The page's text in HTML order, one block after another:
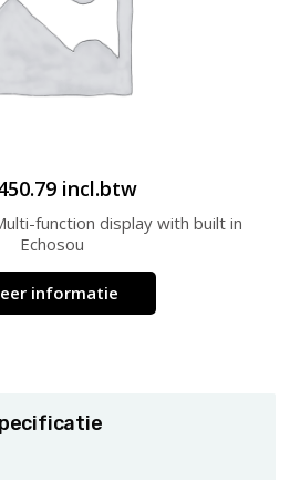
incl.btw
function display with built in
Echosou
informatie